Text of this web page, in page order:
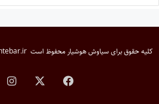
کلیه حقوق برایسیاوش هوشیار محفوظ است